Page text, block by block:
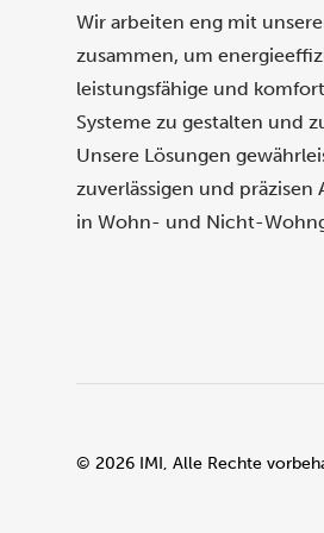
Wir arbeiten eng mit
zusammen, um
leistungsfähige und
Systeme zu gestalten und
Unsere Lösungen
zuverlässigen und präzisen
in Wohn- und Nicht-
© 2026 IMI, Alle Rechte